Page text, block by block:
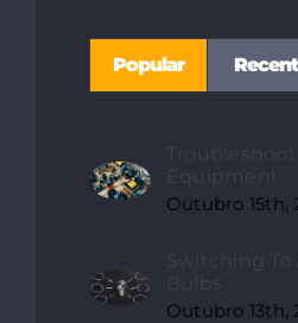
Popular Recent
Equipment
Outubro 15th,
Switching
Bulbs
Outubro 13th,